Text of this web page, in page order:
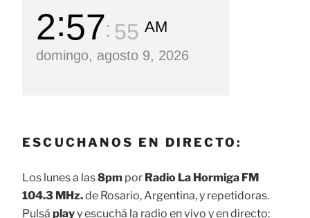
2 57 56 AM
domingo, agosto 9, 2026
ESCUCHANOS EN DIRECTO:
Los lunes a las8pm por Radio La Hormiga FM
104.3 MHz.de Rosario, Argentina, y repetidoras.
Pulsá playy escuchá la radio en vivo y en directo: